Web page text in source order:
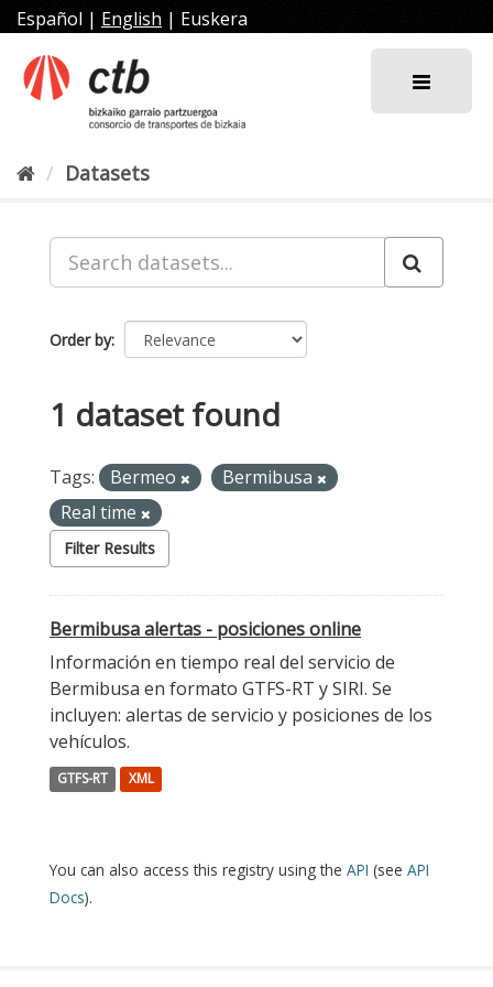
Skip
to
content
Español | English | Euskera
Datasets
Order by
1 dataset found
Tags: Bermeo
Bermibusa
Real time
Filter Results
Bermibusa alertas - posiciones online
Información en tiempo real del servicio de
Bermibusa en formato GTFS-RT y SIRI. Se
incluyen: alertas de servicio y posiciones de los
vehículos.
GTFS-RT XML
You can also access this registry using the API (see API
Docs).